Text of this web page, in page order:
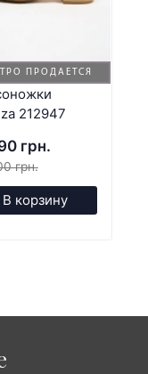
ПРОДАЕТСЯ
212947
грн.
грн.
В корзину